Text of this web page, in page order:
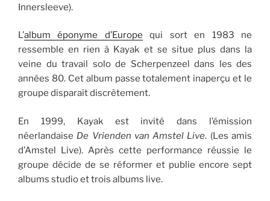
Innersleeve).
L’album éponyme d’Europe qui sort en 1983 ne
ressemble en rien à Kayak et se situe plus dans la
veine du travail solo de Scherpenzeel dans les des
années 80. Cet album passe totalement inaperçu et le
groupe disparaît discrètement.
En 1999, Kayak est invité dans l’émission
néerlandaise De Vrienden van Amstel Live. (Les amis
d’Amstel Live). Après cette performance réussie le
groupe décide de se réformer et publie encore sept
albums studio et trois albums live.